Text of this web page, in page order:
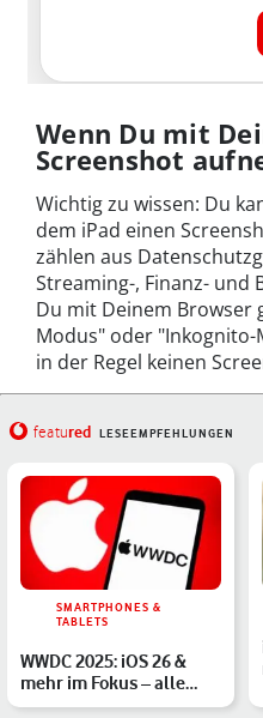
Wenn Du mit
Screenshot
Wichtig zu wissen: Du
dem iPad einen
zählen aus
Streaming-, Finanz- und
Du mit Deinem Browser
Modus" oder
in der Regel keinen
featured LESEEMPFEHLUNGEN
SMARTPHONES &
TABLETS
WWDC 2025: iOS 26 &
mehr im Fokus – alle
Highlights im Überblick